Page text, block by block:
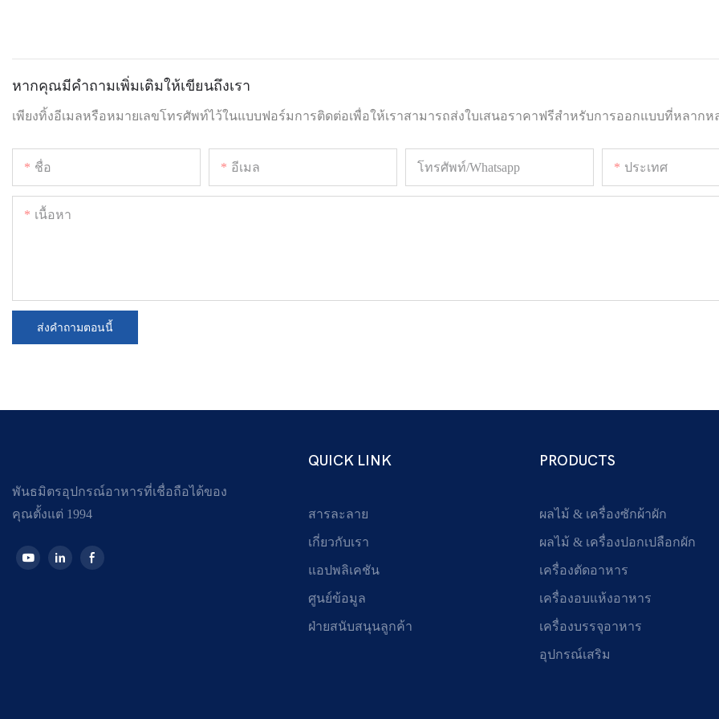
หากคุณมีคำถามเพิ่มเติมให้เขียนถึงเรา
เพียงทิ้งอีเมลหรือหมายเลขโทรศัพท์ไว้ในแบบฟอร์มการติดต่อเพื่อให้เราสามารถส่งใบเสนอราคาฟรีสำหรับการออกแบบที่หลากห
ชื่อ อีเมล โทรศัพท์/whatsapp ประเทศ
เนื้อหา
ส่งคำถามตอนนี้
พันธมิตรอุปกรณ์อาหารที่เชื่อถือได้ของ
คุณตั้งแต่ 1994
QUICK LINK
สารละลาย
เกี่ยวกับเรา
แอปพลิเคชัน
ศูนย์ข้อมูล
ฝ่ายสนับสนุนลูกค้า
PRODUCTS
ผลไม้ & เครื่องซักผ้าผัก
ผลไม้ & เครื่องปอกเปลือกผัก
เครื่องตัดอาหาร
เครื่องอบแห้งอาหาร
เครื่องบรรจุอาหาร
อุปกรณ์เสริม